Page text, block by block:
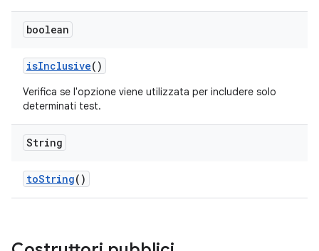
boolean
isInclusive()
Verifica se l'opzione viene utilizzata per includere solo
determinati test.
String
toString()